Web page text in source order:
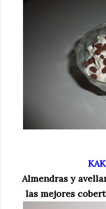
Almendras y
las mejores